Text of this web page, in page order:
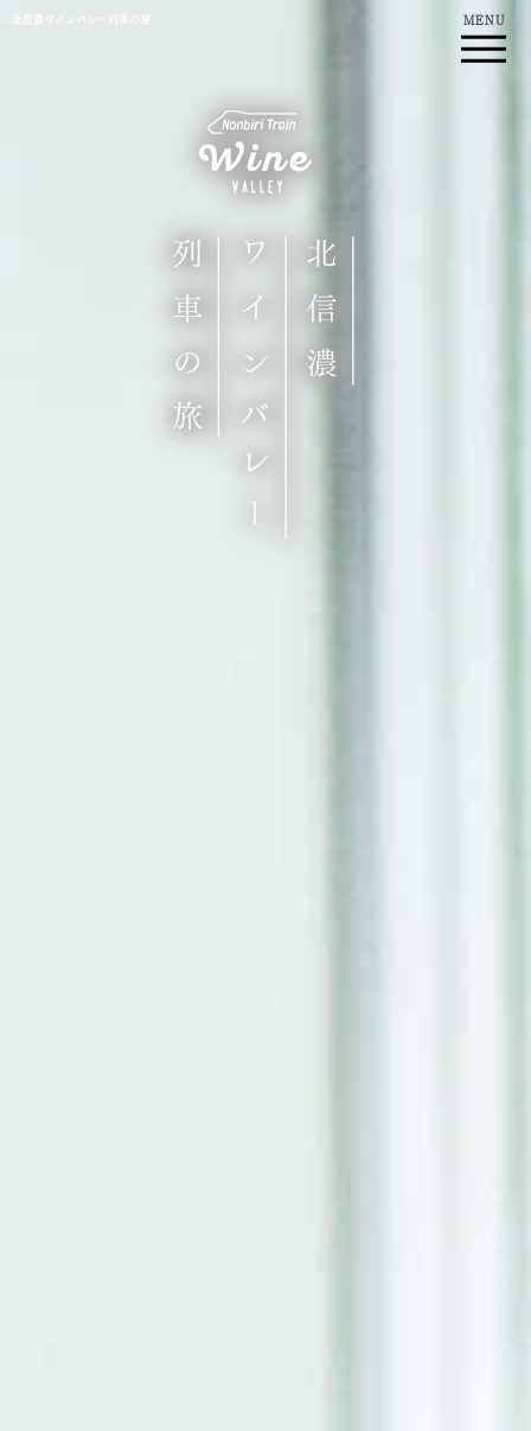
北信濃ワインバレー列車の旅 MENU